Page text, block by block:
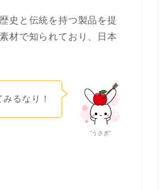
史と伝統を持つ製品を提
材で知られており、日本
“うさぎ”
るなり！